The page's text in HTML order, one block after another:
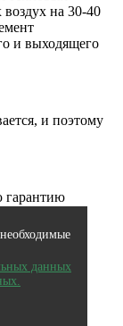
данных
на 30-40
и выходящего
и поэтому
гарантию